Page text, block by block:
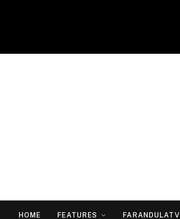
HOME FEATURES FARANDULATV